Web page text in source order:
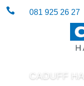
 081 925 26 27
CADUFF